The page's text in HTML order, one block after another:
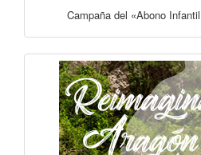
Campaña del «Abono